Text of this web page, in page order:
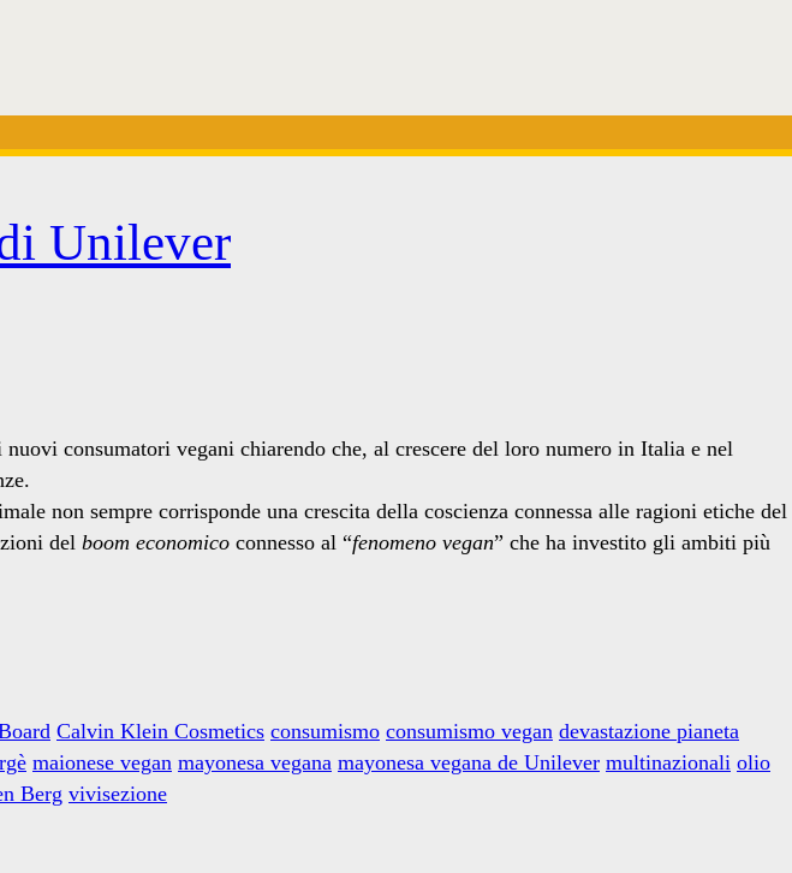
Unilever
consumatori vegani chiarendo che, al crescere del loro numero in Italia e nel
non sempre corrisponde una crescita della coscienza connessa alle ragioni etiche del
del boom economico connesso al “fenomeno vegan” che ha investito gli ambiti più
Calvin Klein Cosmetics consumismo consumismo vegan devastazione pianeta
maionese vegan mayonesa vegana mayonesa vegana de Unilever multinazionali olio
Berg vivisezione